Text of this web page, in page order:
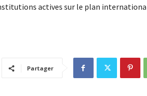
actives sur le plan
Partager